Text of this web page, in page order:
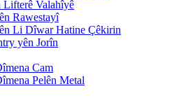
Lifterê Valahîyê
Rawestayî
Li Dîwar Hatine Çêkirin
yên Jorîn
Cam
Pelên Metal